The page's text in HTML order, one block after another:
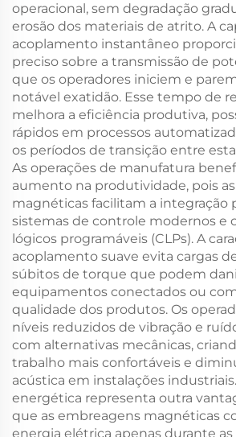
operacional, sem degradação
erosão dos materiais de atrito. A
acoplamento instantâneo
preciso sobre a transmissão de
que os operadores iniciem e
notável exatidão. Esse tempo de
melhora a eficiência produtiva,
rápidos em processos
os períodos de transição entre
As operações de manufatura
aumento na produtividade, pois
magnéticas facilitam a integração
sistemas de controle modernos e
lógicos programáveis (CLPs). A
acoplamento suave evita cargas
súbitos de torque que podem
equipamentos conectados ou
qualidade dos produtos. Os
níveis reduzidos de vibração e
com alternativas mecânicas,
trabalho mais confortáveis e
acústica em instalações
energética representa outra
que as embreagens magnéticas
energia elétrica apenas durante